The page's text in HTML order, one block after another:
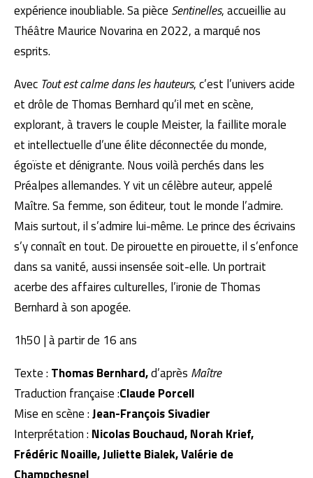
expérience inoubliable. Sa pièce Sentinelles, accueillie au
Théâtre Maurice Novarina en 2022, a marqué nos
esprits.
Avec Tout est calme dans les hauteurs, c’est l’univers acide
et drôle de Thomas Bernhard qu’il met en scène,
explorant, à travers le couple Meister, la faillite morale
et intellectuelle d’une élite déconnectée du monde,
égoïste et dénigrante. Nous voilà perchés dans les
Préalpes allemandes. Y vit un célèbre auteur, appelé
Maître. Sa femme, son éditeur, tout le monde l’admire.
Mais surtout, il s’admire lui-même. Le prince des écrivains
s’y connaît en tout. De pirouette en pirouette, il s’enfonce
dans sa vanité, aussi insensée soit-elle. Un portrait
acerbe des affaires culturelles, l’ironie de Thomas
Bernhard à son apogée.
1h50 | à partir de 16 ans
Texte : Thomas Bernhard,d’après Maître
Traduction française :Claude Porcell
Mise en scène :Jean-François Sivadier
Interprétation : Nicolas Bouchaud, Norah Krief,
Frédéric Noaille, Juliette Bialek, Valérie de
Champchesnel